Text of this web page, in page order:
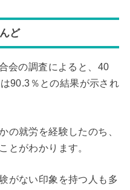
ど
会の調査によると、40
90.3％との結果が示され
の就労を経験したのち、
とがわかります。
がない印象を持つ人も多